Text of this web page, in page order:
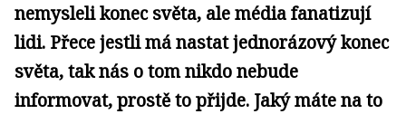
nemysleli konec světa, ale média fanatizují
lidi. Přece jestli má nastat jednorázový konec
světa, tak nás o tom nikdo nebude
informovat, prostě to přijde. Jaký máte na to